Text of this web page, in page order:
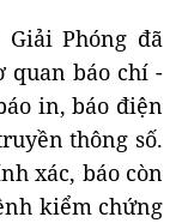
Phóng đã
quan báo chí -
in, báo điện
thông số.
xác, báo còn
kiểm chứng